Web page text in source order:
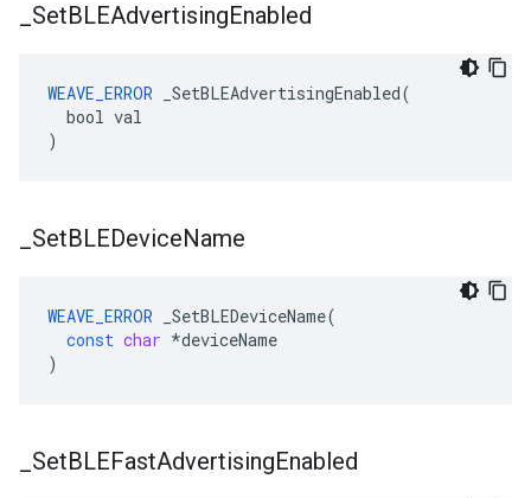
SetBLEAdvertisingEnabled
WEAVE_ERROR _SetBLEAdvertisingEnabled(
  bool val
)
SetBLEDeviceName
WEAVE_ERROR _SetBLEDeviceName(
const char *deviceName
)
SetBLEFastAdvertisingEnabled